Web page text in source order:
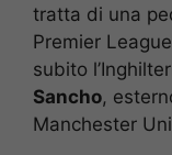
tratta di una
Premier
subito
Sancho,
Manchester